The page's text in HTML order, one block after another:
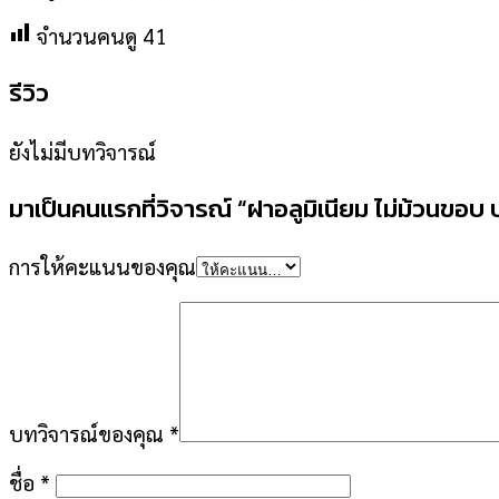
จำนวนคนดู 41
รีวิว
ยังไม่มีบทวิจารณ์
มาเป็นคนแรกที่วิจารณ์ “ฝาอลูมิเนียม ไม่ม้วนขอบ
การให้คะแนนของคุณ
บทวิจารณ์ของคุณ *
ชื่อ *